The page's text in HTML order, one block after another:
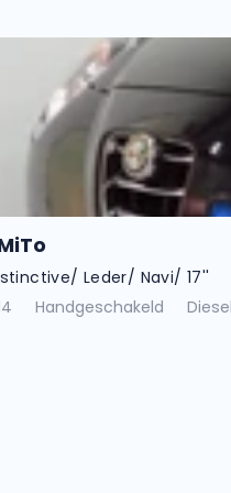
Leder/ Navi/ 17''
Handgeschakeld